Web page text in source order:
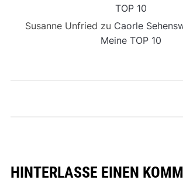
TOP 10
Susanne Unfried zu Caorle
Meine TOP 10
HINTERLASSE EINEN